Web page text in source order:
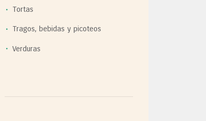
Tortas
Tragos, bebidas y picoteos
Verduras